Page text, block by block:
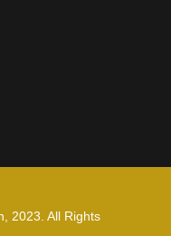
2023. All Rights